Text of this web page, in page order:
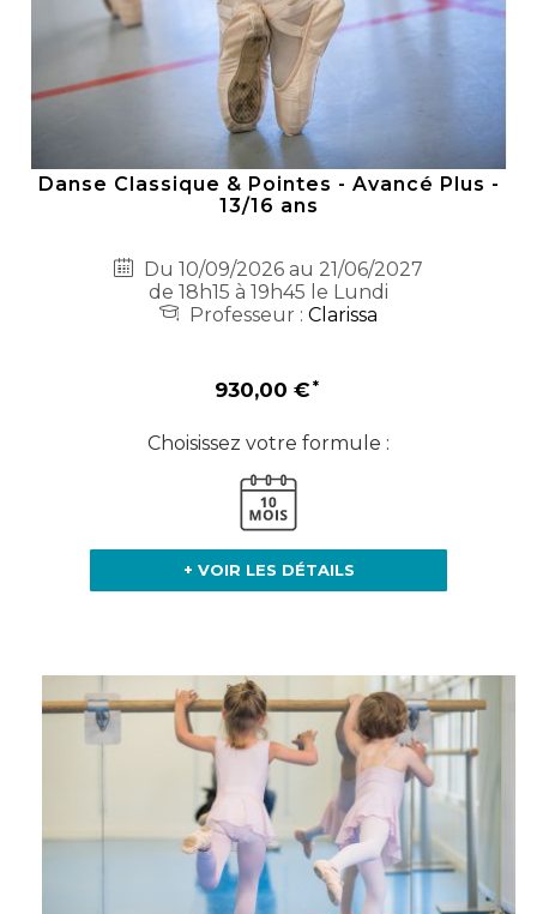
Danse Classique & Pointes - Avancé Plus -
13/16 ans
Du 10/09/2026 au 21/06/2027
de 18h15 à 19h45 le Lundi
Professeur : Clarissa
930,00 €
Choisissez votre formule :
+ VOIR LES DÉTAILS